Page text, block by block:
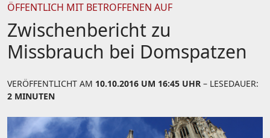
ÖFFENTLICH MIT BETROFFENEN AUF
Zwischenbericht zu
Missbrauch bei Domspatzen
VERÖFFENTLICHT AM 10.10.2016 UM 16:45 UHR – LESEDAUER:
2 MINUTEN